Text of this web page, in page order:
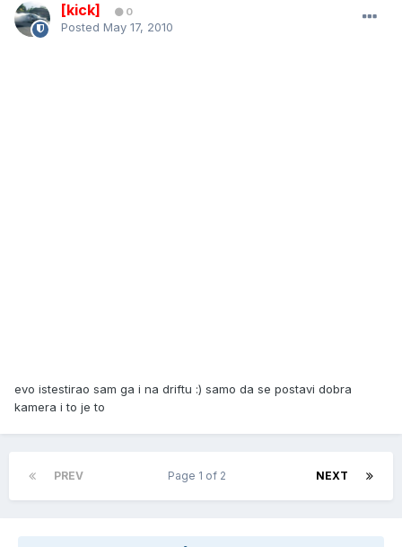
[kick] 0
Posted May 17, 2010
evo istestirao sam ga i na driftu :) samo da se postavi dobra
kamera i to je to
PREV NEXT
Page 1 of 2